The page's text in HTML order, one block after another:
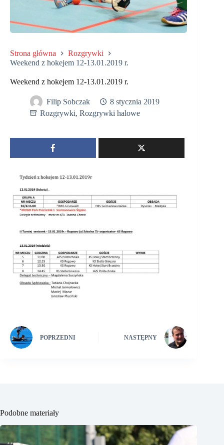
Strona główna
Rozgrywki
Weekend z hokejem 12-13.01.2019 r.
Weekend z hokejem 12-13.01.2019 r.
Filip Sobczak
8 stycznia 2019
Rozgrywki, Rozgrywki halowe
POPRZEDNI NASTĘPNY
Podobne materiały